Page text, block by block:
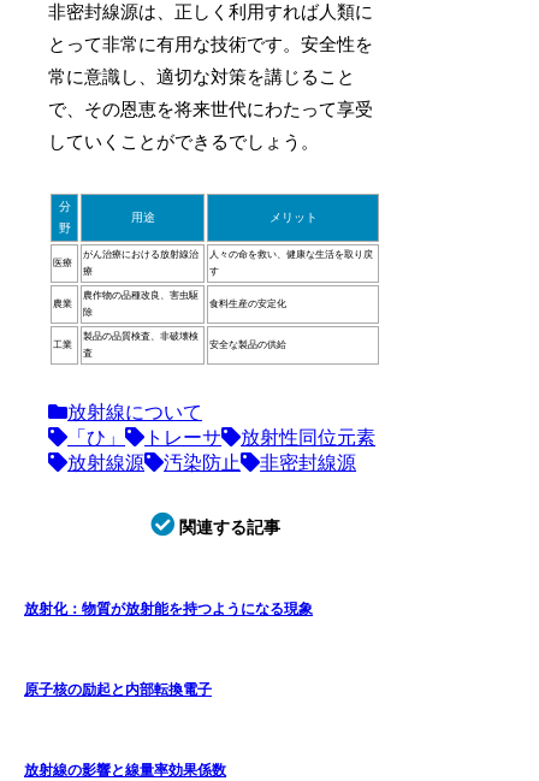
非密封線源は、正しく利用すれば人類に
とって非常に有用な技術です。安全性を
常に意識し、適切な対策を講じること
で、その恩恵を将来世代にわたって享受
していくことができるでしょう。
分
野
用途 メリット
医療
がん治療における放射線治
療
人々の命を救い、健康な生活を取り戻
す
農業
農作物の品種改良、害虫駆
除
食料生産の安定化
工業
製品の品質検査、非破壊検
査
安全な製品の供給
放射線について
「ひ」
トレーサ
放射性同位元素
放射線源
汚染防止 非密封線源
関連する記事
放射化：物質が放射能を持つようになる現象
原子核の励起と内部転換電子
放射線の影響と線量率効果係数